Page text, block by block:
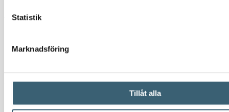
Statistik
Marknadsföring
Tillåt alla
Godkännanden:
HVO & RME enligt ADR regelverkets bestämmelser.
Stöld:
EnergyTender diesel ADR tankar är utrustade med ett skydd över